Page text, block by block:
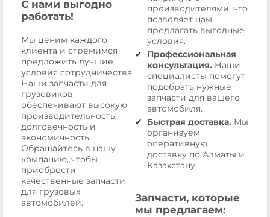
С нами выгодно
работать!
Мы ценим каждого
клиента и стремимся
предложить лучшие
условия сотрудничества.
Наши запчасти для
грузовиков
обеспечивают высокую
производительность,
долговечность и
экономичность.
Обращайтесь в нашу
компанию, чтобы
приобрести
качественные запчасти
для грузовых
автомобилей.
производителями, что
позволяет нам
предлагать выгодные
условия.
Профессиональная
консультация. Наши
специалисты помогут
подобрать нужные
запчасти для вашего
автомобиля.
Быстрая доставка. Мы
организуем
оперативную
доставку по Алматы и
Казахстану.
Запчасти, которые
мы предлагаем: